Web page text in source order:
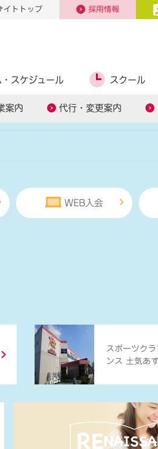
イトトップ 採用情報
案内 代行・変更案内
スケジュール スクール
グ 糖質コントロール スタッフ
WEB入会
スポーツクラ
ンス 土気あ